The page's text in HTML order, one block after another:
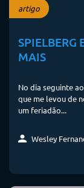
artigo
SPIELBERG
MAIS
No dia seguinte
que me levou de
um feriadão...
Wesley